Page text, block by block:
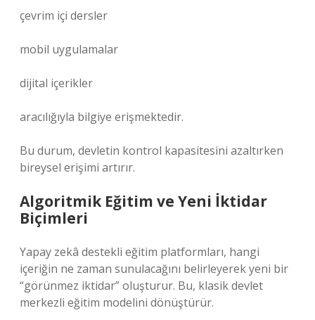
çevrim içi dersler
mobil uygulamalar
dijital içerikler
aracılığıyla bilgiye erişmektedir.
Bu durum, devletin kontrol kapasitesini azaltırken
bireysel erişimi artırır.
Algoritmik Eğitim ve Yeni İktidar
Biçimleri
Yapay zekâ destekli eğitim platformları, hangi
içeriğin ne zaman sunulacağını belirleyerek yeni bir
“görünmez iktidar” oluşturur. Bu, klasik devlet
merkezli eğitim modelini dönüştürür.